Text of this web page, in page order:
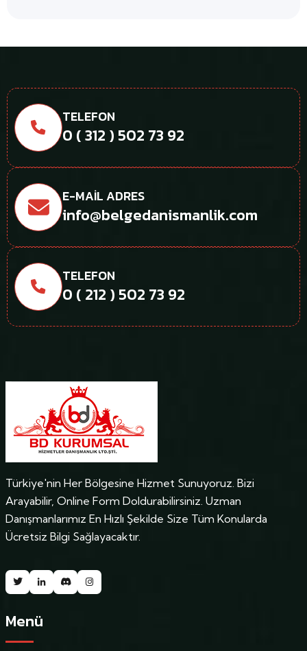
TELEFON
0 ( 312 ) 502 73 92
E-MAIL ADRES
info@belgedanismanlik.com
TELEFON
0 ( 212 ) 502 73 92
Türkiye'nin Her Bölgesine Hizmet Sunuyoruz. Bizi
Arayabilir, Online Form Doldurabilirsiniz. Uzman
Danışmanlarımız En Hızlı Şekilde Size Tüm Konularda
Ücretsiz Bilgi Sağlayacaktır.
Menü